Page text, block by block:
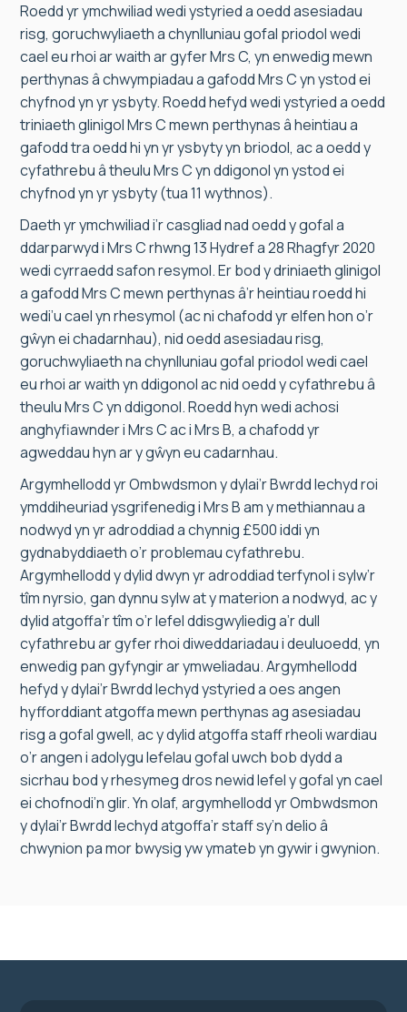
Roedd yr ymchwiliad wedi ystyried a oedd asesiadau
risg, goruchwyliaeth a chynlluniau gofal priodol wedi
cael eu rhoi ar waith ar gyfer Mrs C, yn enwedig mewn
perthynas â chwympiadau a gafodd Mrs C yn ystod ei
chyfnod yn yr ysbyty. Roedd hefyd wedi ystyried a oedd
triniaeth glinigol Mrs C mewn perthynas â heintiau a
gafodd tra oedd hi yn yr ysbyty yn briodol, ac a oedd y
cyfathrebu â theulu Mrs C yn ddigonol yn ystod ei
chyfnod yn yr ysbyty (tua 11 wythnos).
Daeth yr ymchwiliad i’r casgliad nad oedd y gofal a
ddarparwyd i Mrs C rhwng 13 Hydref a 28 Rhagfyr 2020
wedi cyrraedd safon resymol. Er bod y driniaeth glinigol
a gafodd Mrs C mewn perthynas â’r heintiau roedd hi
wedi’u cael yn rhesymol (ac ni chafodd yr elfen hon o’r
gŵyn ei chadarnhau), nid oedd asesiadau risg,
goruchwyliaeth na chynlluniau gofal priodol wedi cael
eu rhoi ar waith yn ddigonol ac nid oedd y cyfathrebu â
theulu Mrs C yn ddigonol. Roedd hyn wedi achosi
anghyfiawnder i Mrs C ac i Mrs B, a chafodd yr
agweddau hyn ar y gŵyn eu cadarnhau.
Argymhellodd yr Ombwdsmon y dylai’r Bwrdd Iechyd roi
ymddiheuriad ysgrifenedig i Mrs B am y methiannau a
nodwyd yn yr adroddiad a chynnig £500 iddi yn
gydnabyddiaeth o’r problemau cyfathrebu.
Argymhellodd y dylid dwyn yr adroddiad terfynol i sylw’r
tîm nyrsio, gan dynnu sylw at y materion a nodwyd, ac y
dylid atgoffa’r tîm o’r lefel ddisgwyliedig a’r dull
cyfathrebu ar gyfer rhoi diweddariadau i deuluoedd, yn
enwedig pan gyfyngir ar ymweliadau. Argymhellodd
hefyd y dylai’r Bwrdd Iechyd ystyried a oes angen
hyfforddiant atgoffa mewn perthynas ag asesiadau
risg a gofal gwell, ac y dylid atgoffa staff rheoli wardiau
o’r angen i adolygu lefelau gofal uwch bob dydd a
sicrhau bod y rhesymeg dros newid lefel y gofal yn cael
ei chofnodi’n glir. Yn olaf, argymhellodd yr Ombwdsmon
y dylai’r Bwrdd Iechyd atgoffa’r staff sy’n delio â
chwynion pa mor bwysig yw ymateb yn gywir i gwynion.